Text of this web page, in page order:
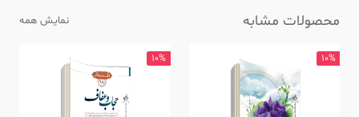
محصولات مشابه نمایش همه
10%
10%